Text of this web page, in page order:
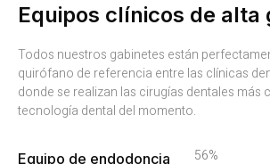
Equipos clínicos de alta
Todos nuestros gabinetes están
quirófano de referencia entre las clínicas
donde se realizan las cirugías dentales más
tecnología dental del momento.
Equipo de endodoncia